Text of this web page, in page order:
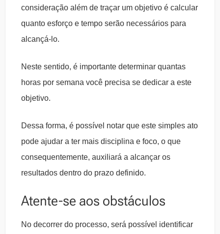
consideração além de traçar um objetivo é calcular
quanto esforço e tempo serão necessários para
alcançá-lo.
Neste sentido, é importante determinar quantas
horas por semana você precisa se dedicar a este
objetivo.
Dessa forma, é possível notar que este simples ato
pode ajudar a ter mais disciplina e foco, o que
consequentemente, auxiliará a alcançar os
resultados dentro do prazo definido.
Atente-se aos obstáculos
No decorrer do processo, será possível identificar